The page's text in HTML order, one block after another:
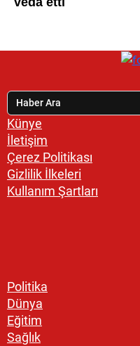
Künye
İletişim
Çerez Politikası
Gizlilik İlkeleri
Kullanım Şartları
Politika
Dünya
Eğitim
Sağlık